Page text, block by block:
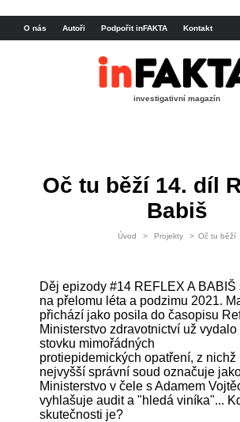
Oč tu běží 14. díl
Babiš
Úvod > Projekty > Oč tu běží
Děj epizody #14 REFLEX A BABIŠ
na přelomu léta a podzimu 2021.
přichází jako posila do časopisu
Ministerstvo zdravotnictví už vydalo
stovku mimořádných
protiepidemických opatření, z nichž
nejvyšší správní soud označuje
Ministerstvo v čele s Adamem
vyhlašuje audit a "hledá viníka"...
skutečnosti je?
investigativní magazín
O nás Autoři Podpořit inFAKTA Kontakt